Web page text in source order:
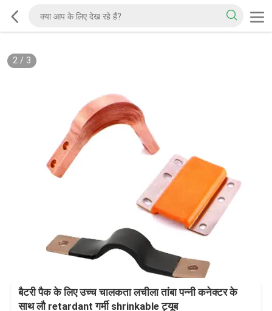
2/ 3
बैटरी पैक के लिए उच्च चालकता लचीला तांबा पन्नी कनेक्टर के
साथ लौ retardant गर्मी shrinkable ट्यूब